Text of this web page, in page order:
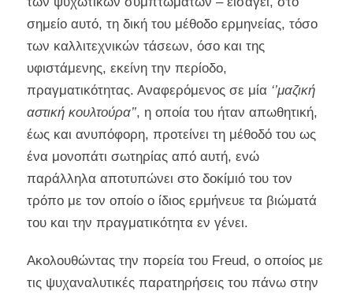
σημείο αυτό, τη δική του μέθοδο ερμηνείας, τόσο
των καλλιτεχνικών τάσεων, όσο και της
υφιστάμενης, εκείνη την περίοδο,
πραγματικότητας. Αναφερόμενος σε μία ‘’μαζική
αστική κουλτούρα’’, η οποία του ήταν απωθητική,
έως και ανυπόφορη, προτείνει τη μέθοδό του ως
ένα μονοπάτι σωτηρίας από αυτή, ενώ
παράλληλα αποτυπώνει στο δοκίμιό του τον
τρόπο με τον οποίο ο ίδιος ερμήνευε τα βιώματά
του και την πραγματικότητα εν γένει.
Ακολουθώντας την πορεία του Freud, ο οποίος με
τις ψυχαναλυτικές παρατηρήσεις του πάνω στην